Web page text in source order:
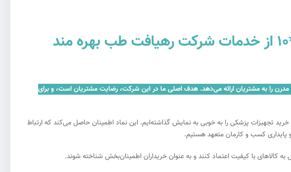
چرا می‌توانید به ما اطمینان کنید که برای کانولا تامیسنت16*1*10 از خدمات شرکت رهیافت طب بهره مند
پیشرفته و مدرن را به مشتریان ارائه می‌دهد. هدف اصلی ما در این شرکت، رضایت مشتریان است، و برای
تجهیزات پزشکی را به خوبی به نمایش گذاشته‌ایم. این نماد اطمینان حاصل می‌کند که ارتباط
و پایداری کسب و کارمان متعهد هستیم.